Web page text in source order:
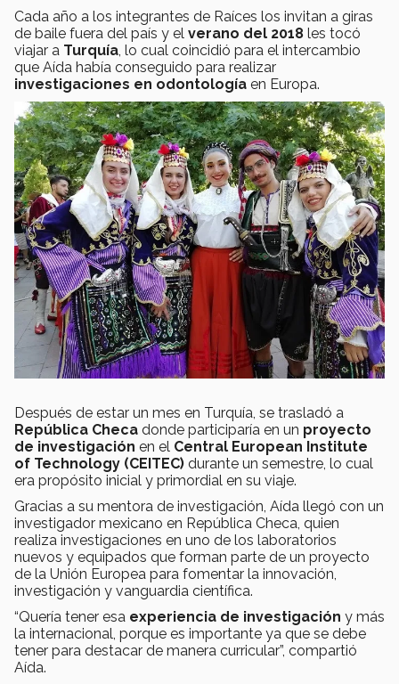
Cada año a los integrantes de Raíces los invitan a giras
de baile fuera del país y el verano del 2018 les tocó
viajar a Turquía , lo cual coincidió para el intercambio
que Aída había conseguido para realizar
investigaciones en odontología en Europa.
Después de estar un mes en Turquía, se trasladó a
República Checa donde participaría en un proyecto
de investigación en el Central European Institute
of Technology (CEITEC) durante un semestre, lo cual
era propósito inicial y primordial en su viaje.
Gracias a su mentora de investigación, Aída llegó con un
investigador mexicano en República Checa, quien
realiza investigaciones en uno de los laboratorios
nuevos y equipados que forman parte de un proyecto
de la Unión Europea para fomentar la innovación,
investigación y vanguardia científica.
“Quería tener esa experiencia de investigación y más
la internacional, porque es importante ya que se debe
tener para destacar de manera curricular”, compartió
Aída.